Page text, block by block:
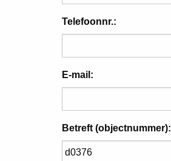
Telefoonnr.:
E-mail:
Betreft (objectnummer):